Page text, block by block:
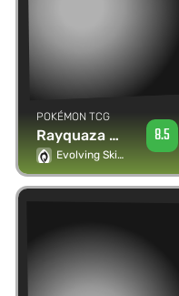
POKÉMON TCG
Rayquaza VMAX
Evolving Skies
8.5